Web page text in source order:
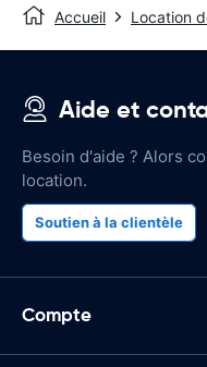
Accueil Location
Aide et
Besoin d'aide ? Alors
location.
Soutien à la clientèle
Compte